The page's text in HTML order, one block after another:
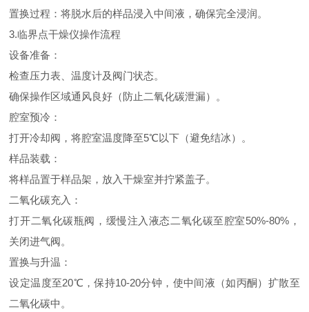
置换过程：将脱水后的样品浸入中间液，确保完全浸润。
3.临界点干燥仪操作流程
设备准备：
检查压力表、温度计及阀门状态。
确保操作区域通风良好（防止二氧化碳泄漏）。
腔室预冷：
打开冷却阀，将腔室温度降至5℃以下（避免结冰）。
样品装载：
将样品置于样品架，放入干燥室并拧紧盖子。
二氧化碳充入：
打开二氧化碳瓶阀，缓慢注入液态二氧化碳至腔室50%-80%，
关闭进气阀。
置换与升温：
设定温度至20℃，保持10-20分钟，使中间液（如丙酮）扩散至
二氧化碳中。